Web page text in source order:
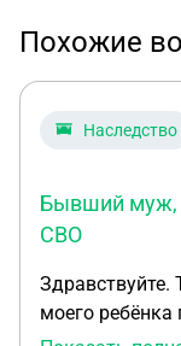
Похожие
Наследство
Бывший муж,
СВО
моего